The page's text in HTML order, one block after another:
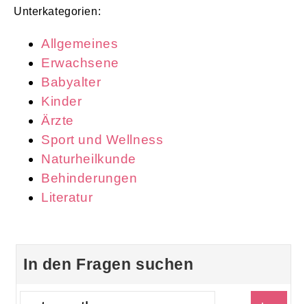
Unterkategorien:
Allgemeines
Erwachsene
Babyalter
Kinder
Ärzte
Sport und Wellness
Naturheilkunde
Behinderungen
Literatur
In den Fragen suchen